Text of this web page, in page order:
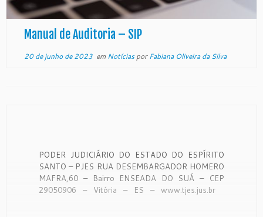
Manual de Auditoria – SIP
20 de junho de 2023em NotíciasporFabiana Oliveira da Silva
PODER JUDICIÁRIO DO ESTADO DO ESPÍRITO
SANTO – PJES RUA DESEMBARGADOR HOMERO
MAFRA,60 – Bairro ENSEADA DO SUÁ – CEP
29050906 – Vitória – ES – www.tjes.jus.br